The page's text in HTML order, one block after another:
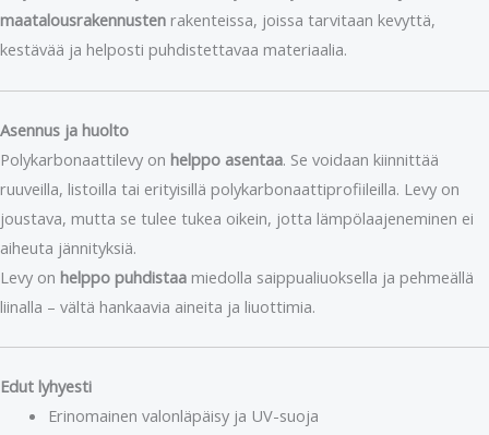
maatalousrakennusten rakenteissa, joissa tarvitaan kevyttä,
kestävää ja helposti puhdistettavaa materiaalia.
Asennus ja huolto
Polykarbonaattilevy on helppo asentaa. Se voidaan kiinnittää
ruuveilla, listoilla tai erityisillä polykarbonaattiprofiileilla. Levy on
joustava, mutta se tulee tukea oikein, jotta lämpölaajeneminen ei
aiheuta jännityksiä.
Levy on helppo puhdistaa miedolla saippualiuoksella ja pehmeällä
liinalla – vältä hankaavia aineita ja liuottimia.
Edut lyhyesti
Erinomainen valonläpäisy ja UV-suoja